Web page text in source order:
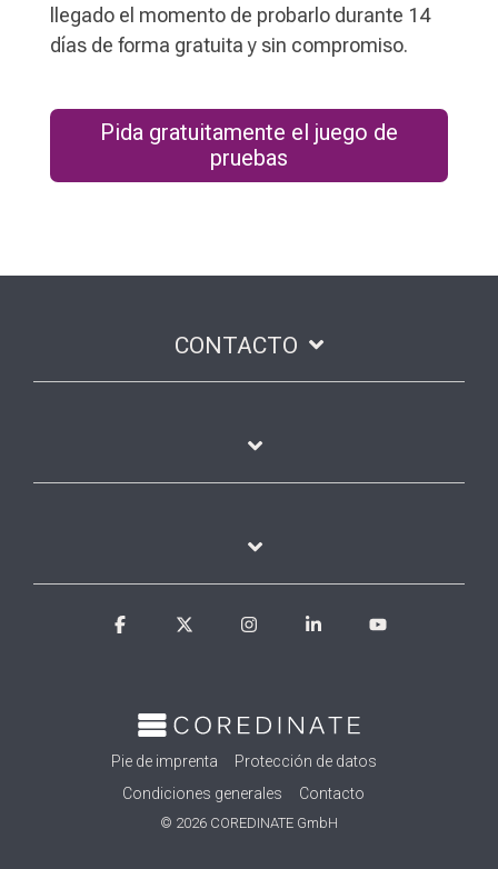
llegado el momento de probarlo durante 14
días de forma gratuita y sin compromiso.
Pida gratuitamente el juego de
pruebas
CONTACTO
Pie de imprenta
Protección de datos
Condiciones generales
Contacto
© 2026 COREDINATE GmbH
Facebook InstagramLinkedin